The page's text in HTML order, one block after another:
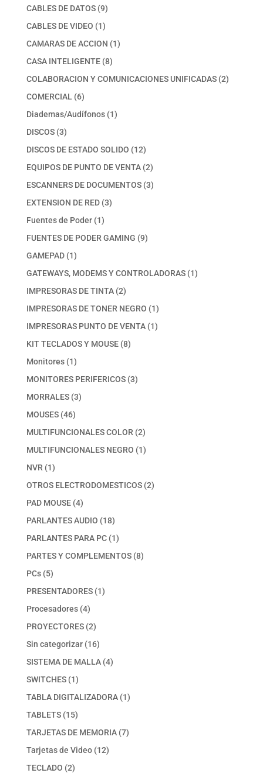
CABLES DE DATOS 99
productos
CABLES DE VIDEO 11
producto
CAMARAS DE ACCION 11
CASA INTELIGENTE 88
productos
COLABORACION Y COMUNICACIONES UNIFICADAS 22
COMERCIAL 66
productos
Diademas/Audífonos 11
DISCOS 33
productos
DISCOS DE ESTADO SOLIDO 1212
productos
EQUIPOS DE PUNTO DE VENTA 22
productos
ESCANNERS DE DOCUMENTOS 33
EXTENSION DE RED 33
Fuentes de Poder 11
producto
FUENTES DE PODER GAMING 99
GAMEPAD 11
producto
GATEWAYS, MODEMS Y CONTROLADORAS 11
IMPRESORAS DE TINTA 22
productos
IMPRESORAS DE TONER NEGRO 11
producto
IMPRESORAS PUNTO DE VENTA 11
KIT TECLADOS Y MOUSE 88
Monitores 11
producto
MONITORES PERIFERICOS 33
MORRALES 33
MOUSES 4646
productos
MULTIFUNCIONALES COLOR 22
productos
MULTIFUNCIONALES NEGRO 11
NVR 11
producto
OTROS ELECTRODOMESTICOS 22
PAD MOUSE 44
productos
PARLANTES AUDIO 1818
productos
PARLANTES PARA PC 11
producto
PARTES Y COMPLEMENTOS 88
PCs 55
productos
PRESENTADORES 11
Procesadores 44
productos
PROYECTORES 22
productos
Sin categorizar 1616
productos
SISTEMA DE MALLA 44
SWITCHES 11
producto
TABLA DIGITALIZADORA 11
TABLETS 1515
productos
TARJETAS DE MEMORIA 77
Tarjetas de Video 1212
TECLADO 22